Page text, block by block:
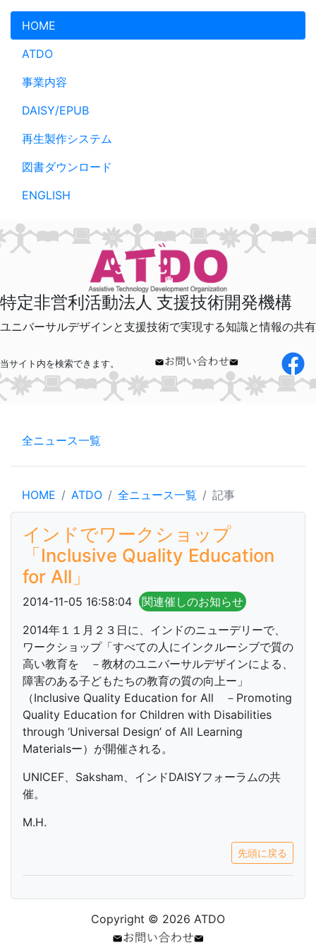
メインコンテンツへスキップ
HOME
ATDO
事業内容
DAISY/EPUB
再生製作システム
図書ダウンロード
ENGLISH
特定非営利活動法人 支援技術開発機構
ユニバーサルデザインと支援技術で実現する知識と情報の共有
当サイト内を検索できます。
全ニュース一覧
HOME ATDO 全ニュース一覧 記事
インドでワークショップ
「Inclusive Quality Education
for All」
2014-11-05 16:58:04
関連催しのお知らせ
2014年１１月２３日に、インドのニューデリーで、
ワークショップ「すべての人にインクルーシブで質の
高い教育を －教材のユニバーサルデザインによる、
障害のある子どもたちの教育の質の向上ー」
（Inclusive Quality Education for All －Promoting
Quality Education for Children with Disabilities
through ‘Universal Design’ of All Learning
Materialsー）が開催される。
UNICEF、Saksham、インドDAISYフォーラムの共
催。
M.H.
先頭に戻る
Copyright © 2026 ATDO